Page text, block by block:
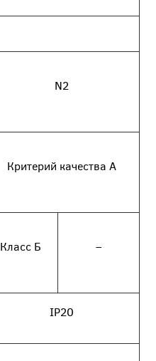
N2
Критерий качества А
Класс Б –
IP20